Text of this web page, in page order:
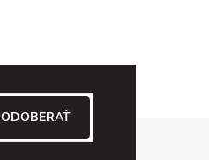
ODOBERAŤ